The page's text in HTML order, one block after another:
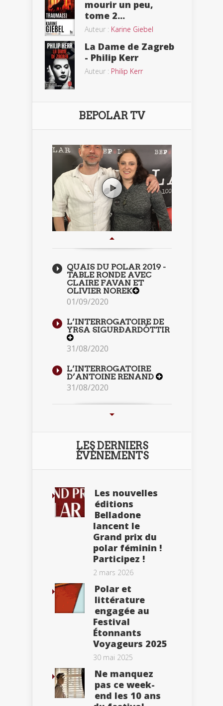
mourir un peu,
tome 2...
Auteur : Karine Giebel
La Dame de Zagreb
- Philip Kerr
Auteur : Philip Kerr
BEPOLAR TV
QUAIS DU POLAR 2019 -
TABLE RONDE AVEC
CLAIRE FAVAN ET
OLIVIER NOREK
01/09/2020
L’INTERROGATOIRE DE
YRSA SIGURÐARDÓTTIR
31/08/2020
L’INTERROGATOIRE
D’ANTOINE RENAND
31/08/2020
LES DERNIERS
ÉVÈNEMENTS
Les nouvelles
éditions
Belladone
lancent le
Grand prix du
polar féminin !
Participez !
2 mars 2026
Polar et
littérature
engagée au
Festival
Étonnants
Voyageurs 2025
30 mai 2025
Ne manquez
pas ce week-
end les 10 ans